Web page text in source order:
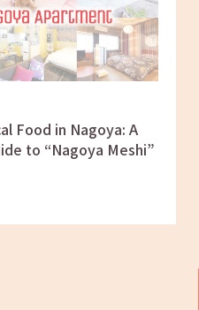
in Nagoya &
Speaking